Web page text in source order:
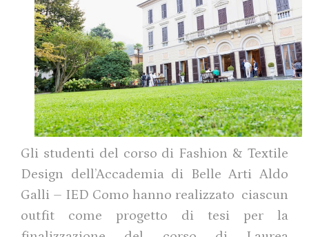
Gli studenti del corso di Fashion & Textile
Design dell’Accademia di Belle Arti Aldo
Galli – IED Como hanno realizzato ciascun
outfit come progetto di tesi per la